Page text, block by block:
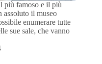
più famoso e il più
assoluto il museo
enumerare tutte
sue sale, che vanno